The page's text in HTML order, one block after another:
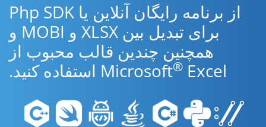
از برنامه رایگان آنلاین یا Php SDK
برای تبدیل بین XLSX و MOBI و
همچنین چندین قالب محبوب از
Microsoft® Excel استفاده کنید.